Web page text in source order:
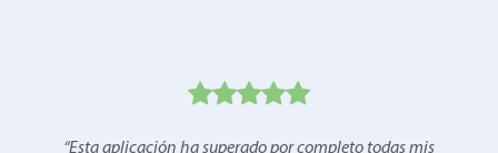
“Esta aplicación ha superado por completo todas mis